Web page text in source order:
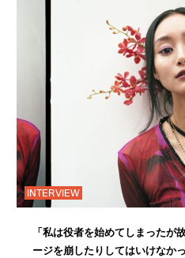
INTERVIEW
「私は役者を始めてしまったが
ージを崩したりしてはいけなか